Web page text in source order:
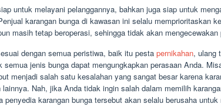
untuk melayani pelanggannya, bahkan juga siap untuk
karangan bunga di kawasan ini selalu memprioritaskan
masih tetap beroperasi, sehingga tidak akan mengecewakan
dengan semua peristiwa, baik itu pesta pernikahan, ulang
jenis bunga dapat mengungkapkan perasaan Anda.
menjadi salah satu kesalahan yang sangat besar karena
Nah, jika Anda tidak ingin salah dalam memilih
karangan bunga tersebut akan selalu berusaha